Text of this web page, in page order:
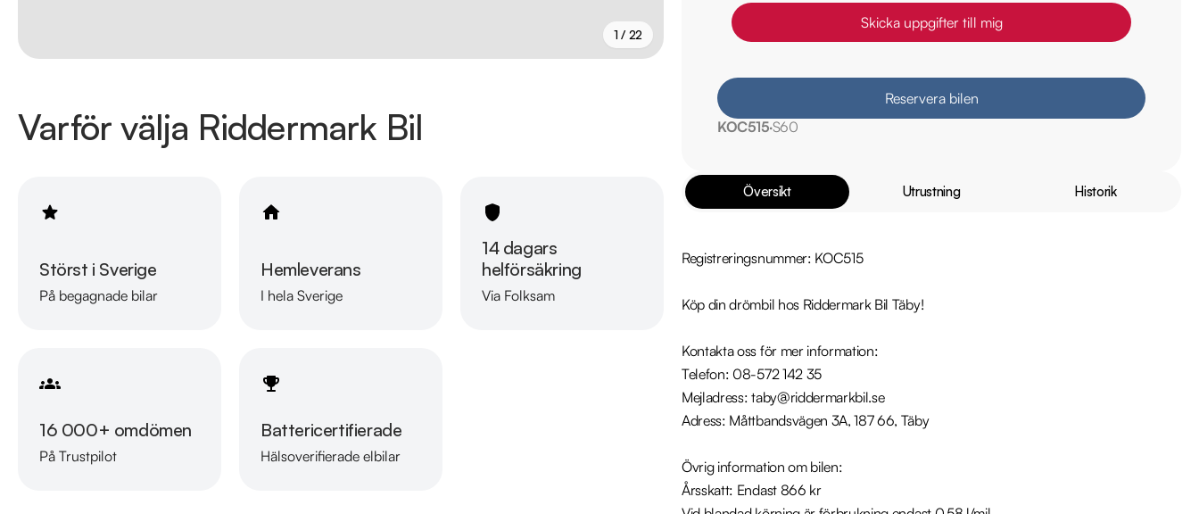
1 / 22
Varför välja Riddermark Bil
Störst i Sverige
På begagnade bilar
Hemleverans
I hela Sverige
14 dagars
helförsäkring
Via Folksam
16 000+ omdömen
På Trustpilot
Battericertifierade
Hälsoverifierade elbilar
Skicka uppgifter till mig
Reservera bilen
KOC515S60
Översikt Utrustning Historik
Registreringsnummer: KOC515
Köp din drömbil hos Riddermark Bil Täby!
Kontakta oss för mer information:
Telefon: 08-572 142 35
Mejladress: taby@riddermarkbil.se
Adress: Måttbandsvägen 3A, 187 66, Täby
Övrig information om bilen:
Årsskatt: Endast 866 kr
Vid blandad körning är förbrukning endast 0.58 l/mil